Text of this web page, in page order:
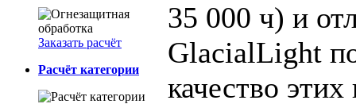
Заказать расчёт
Расчёт категории
35 000 ч) и
GlacialLight
качество